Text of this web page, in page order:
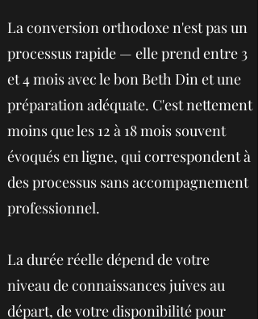
La conversion orthodoxe n'est pas un
processus rapide — elle prend entre 3
et 4 mois avec le bon Beth Din et une
préparation adéquate. C'est nettement
moins que les 12 à 18 mois souvent
évoqués en ligne, qui correspondent à
des processus sans accompagnement
professionnel.
La durée réelle dépend de votre
niveau de connaissances juives au
départ, de votre disponibilité pour